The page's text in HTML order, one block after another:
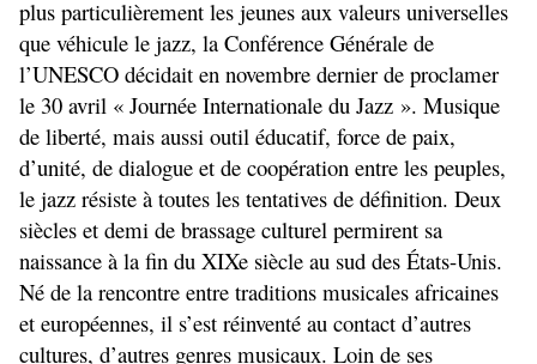
plus particulièrement les jeunes aux valeurs universelles
que véhicule le jazz, la Conférence Générale de
l’UNESCO décidait en novembre dernier de proclamer
le 30 avril « Journée Internationale du Jazz ». Musique
de liberté, mais aussi outil éducatif, force de paix,
d’unité, de dialogue et de coopération entre les peuples,
le jazz résiste à toutes les tentatives de définition. Deux
siècles et demi de brassage culturel permirent sa
naissance à la fin du XIXe siècle au sud des États-Unis.
Né de la rencontre entre traditions musicales africaines
et européennes, il s’est réinventé au contact d’autres
cultures, d’autres genres musicaux. Loin de ses